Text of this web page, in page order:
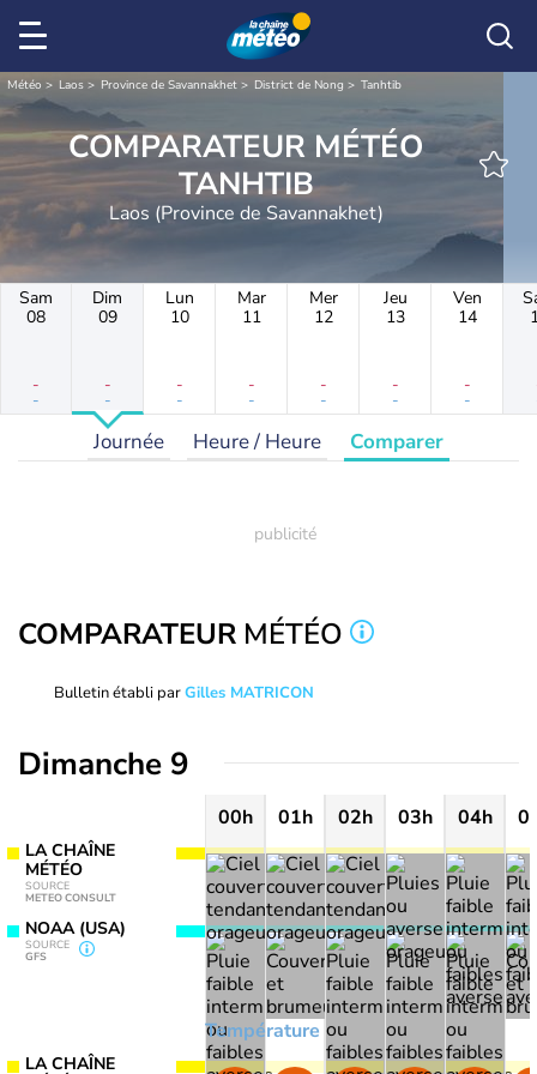
Météo Laos Province de Savannakhet District de Nong Tanhtib
COMPARATEUR MÉTÉO
TANHTIB
Laos (Province de Savannakhet)
Sam
08
-
-
Dim
09
-
-
Lun
10
-
-
Mar
11
-
-
Mer
12
-
-
Jeu
13
-
-
Ven
14
-
-
Journée Heure / Heure Comparer
COMPARATEUR MÉTÉO
Bulletin établi parGilles MATRICON
Dimanche 9
LA CHAÎNE
MÉTÉO
SOURCE
METEO CONSULT
NOAA (USA)
SOURCE
GFS
LA CHAÎNE
00h 01h 02h 03h 04h
Température